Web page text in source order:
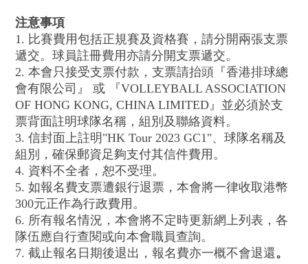
注意事項
1. 比賽費用包括正規賽及資格賽，請分開兩張支票
遞交。球員註冊費用亦請分開支票遞交。
2. 本會只接受支票付款，支票請抬頭『香港排球總
會有限公司』 或 『VOLLEYBALL ASSOCIATION
OF HONG KONG, CHINA LIMITED』並必須於支
票背面註明球隊名稱，組別及聯絡資料。
3. 信封面上註明"HK Tour 2023 GC1"、球隊名稱及
組別，確保郵資足夠支付其信件費用。
4. 資料不全者，恕不受理。
5. 如報名費支票遭銀行退票，本會將一律收取港幣
300元正作為行政費用。
6. 所有報名情況，本會將不定時更新網上列表，各
隊伍應自行查閱或向本會職員查詢。
7. 截止報名日期後退出，報名費亦一概不會退還。